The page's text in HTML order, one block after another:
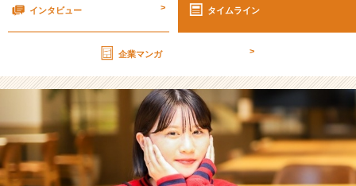
こ
れ
か
ら
の
タ
イ
ム
インタビュー > タイムライン
企業マンガ >